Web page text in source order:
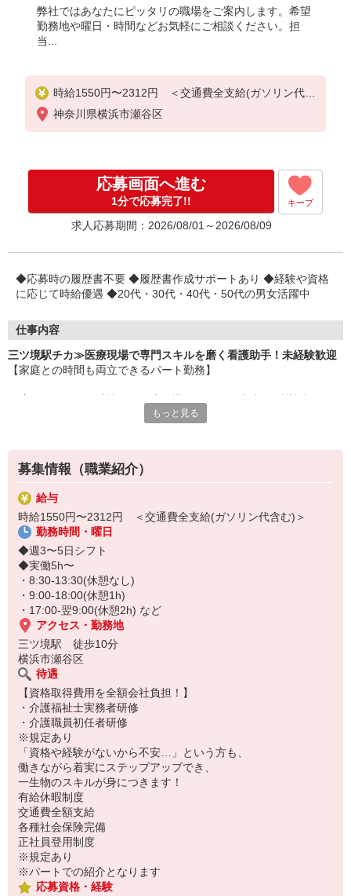
弊社ではあなたにピッタリの職場をご案内します。希望
勤務地や曜日・時間などお気軽にご相談ください。担
当...
時給1550円〜2312円 ＜交通費全支給(ガソリン代含
む)＞
神奈川県横浜市瀬谷区
応募画面へ進む
1分で応募完了!! キープ
求人応募期間：2026/08/01～2026/08/09
◆応募時の履歴書不要 ◆履歴書作成サポートあり ◆経験や資格
に応じて時給優遇 ◆20代・30代・40代・50代の男女活躍中
仕事内容
三ツ境駅チカ≫医療現場で専門スキルを磨く看護助手！未経験歓迎
【家庭との時間も両立できるパート勤務】
〜仕事内容〜
◆療養環境の提供： 病室の清掃やベッドメイクを通じた衛生管理
◆生活介助業務： 患者様の身体状況に合わせた介助全般
◆医療周辺業務： 医療器具のセッティング、滅菌・消毒処理
◆物品管理： 院内備品の在庫管理・発注、搬送業務
など
もっと見る
募集情報（職業紹介）
給与
時給1550円〜2312円 ＜交通費全支給(ガソリン代含む)＞
勤務時間・曜日
◆週3〜5日シフト
◆実働5h〜
・8:30-13:30(休憩なし)
・9:00-18:00(休憩1h)
・17:00-翌9:00(休憩2h) など
アクセス・勤務地
三ツ境駅 徒歩10分
横浜市瀬谷区
待遇
【資格取得費用を全額会社負担！】
・介護福祉士実務者研修
・介護職員初任者研修
※規定あり
「資格や経験がないから不安…」という方も、
働きながら着実にステップアップでき、
一生物のスキルが身につきます！
有給休暇制度
交通費全額支給
各種社会保険完備
正社員登用制度
※規定あり
※パートでの紹介となります
応募資格・経験